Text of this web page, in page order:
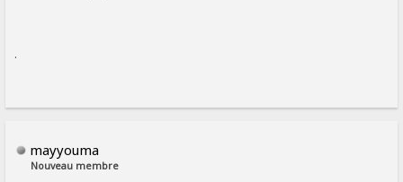
.
mayyouma
Nouveau membre